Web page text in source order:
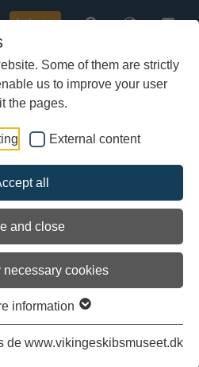
Some of them are strictly
us to improve your user
the pages.
External content
all
and close
necessary cookies
information
de www.vikingeskibsmuseet.dk
Acheter